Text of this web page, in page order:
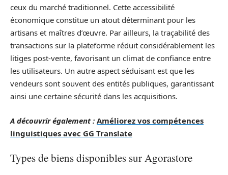
ceux du marché traditionnel. Cette accessibilité
économique constitue un atout déterminant pour les
artisans et maîtres d’œuvre. Par ailleurs, la traçabilité des
transactions sur la plateforme réduit considérablement les
litiges post-vente, favorisant un climat de confiance entre
les utilisateurs. Un autre aspect séduisant est que les
vendeurs sont souvent des entités publiques, garantissant
ainsi une certaine sécurité dans les acquisitions.
A découvrir également : Améliorez vos compétences
linguistiques avec GG Translate
Types de biens disponibles sur Agorastore